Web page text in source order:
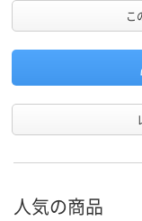
こ
人気の商品